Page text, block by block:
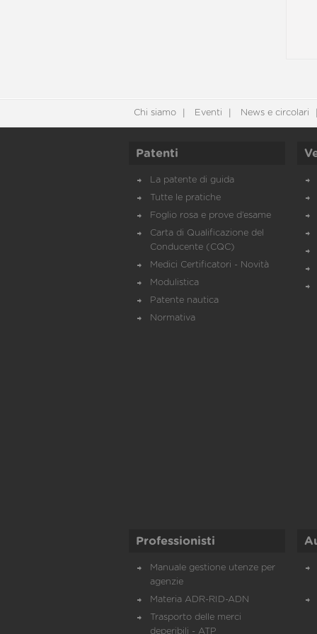
Chi siamo Eventi News e circolari
Patenti
La patente di guida
Tutte le pratiche
Foglio rosa e prove d’esame
Carta di Qualificazione del
Conducente (CQC)
Medici Certificatori - Novità
Modulistica
Patente nautica
Normativa
Professionisti
Manuale gestione utenze per
agenzie
Materia ADR-RID-ADN
Trasporto delle merci
deperibili - ATP